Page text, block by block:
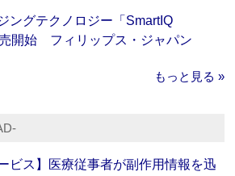
ングテクノロジー「SmartIQ
開始 フィリップス・ジャパン
もっと見る »
ビス】医療従事者が副作用情報を迅